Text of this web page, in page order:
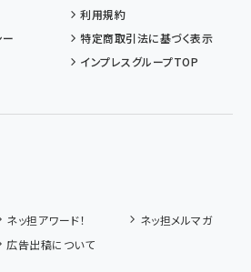
利用規約
特定商取引法に基づく表示
インプレスグループTOP
ネッ担アワード！
ネッ担メルマガ
広告出稿について